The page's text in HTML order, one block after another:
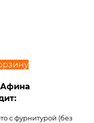
с фурнитурой (без